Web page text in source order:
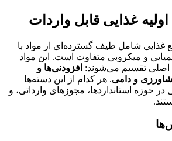
غذایی قابل واردات
غذایی شامل طیف گسترده‌ای از مواد با
و میکروبی متفاوت است. این مواد
اصلی تقسیم می‌شوند: افزودنی‌ها و
و دامی. هر کدام از این دسته‌ها
حوزه استانداردها، مجوزهای وارداتی، و